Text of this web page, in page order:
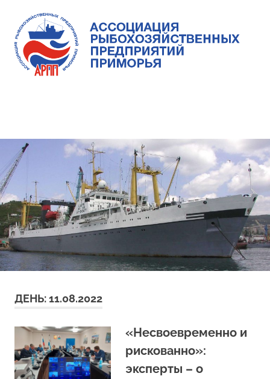
content
предприятий
Приморья
ДЕНЬ:11.08.2022
«Несвоевременно и
рискованно»:
эксперты – о